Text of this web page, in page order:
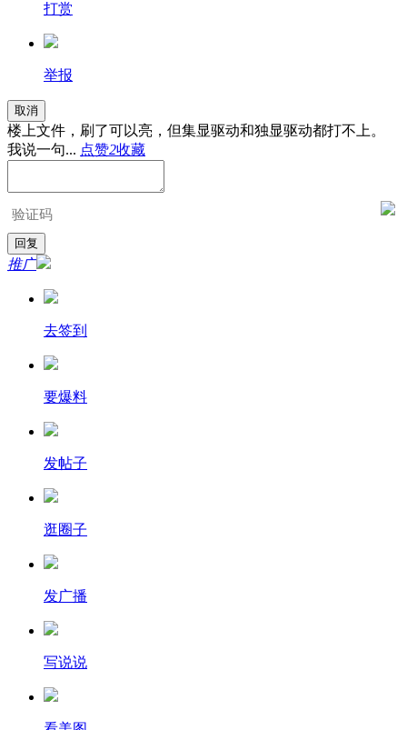
打赏
举报
取消
楼上文件，刷了可以亮，但集显驱动和独显驱动都打不上。
我说一句... 点赞2收藏
推广
去签到
要爆料
发帖子
逛圈子
发广播
写说说